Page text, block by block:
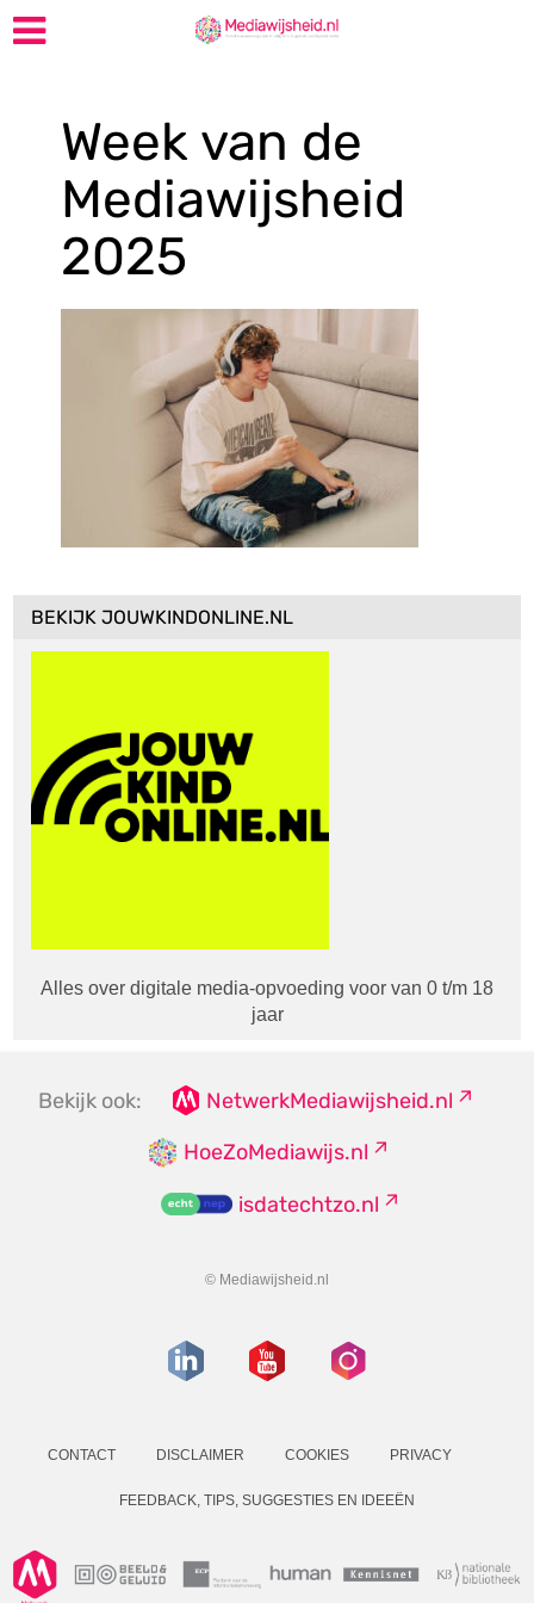
Week van de
Mediawijsheid
2025
BEKIJK JOUWKINDONLINE.NL
Alles over digitale media-opvoeding voor van 0 t/m 18
jaar
Bekijk ook:
NetwerkMediawijsheid.nl
HoeZoMediawijs.nl
isdatechtzo.nl
© Mediawijsheid.nl
CONTACT DISCLAIMER COOKIES PRIVACY
FEEDBACK, TIPS, SUGGESTIES EN IDEEËN